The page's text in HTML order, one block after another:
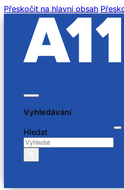
Přeskočit na hlavní obsah
Vyhledávání
Hledat
MOJE